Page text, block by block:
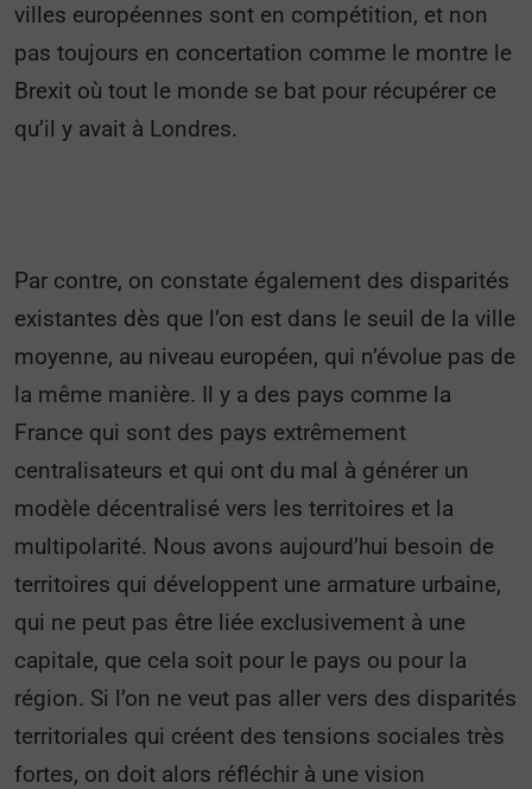
villes européennes sont en compétition, et non
pas toujours en concertation comme le montre le
Brexit où tout le monde se bat pour récupérer ce
qu’il y avait à Londres.
Par contre, on constate également des disparités
existantes dès que l’on est dans le seuil de la ville
moyenne, au niveau européen, qui n’évolue pas de
la même manière. Il y a des pays comme la
France qui sont des pays extrêmement
centralisateurs et qui ont du mal à générer un
modèle décentralisé vers les territoires et la
multipolarité. Nous avons aujourd’hui besoin de
territoires qui développent une armature urbaine,
qui ne peut pas être liée exclusivement à une
capitale, que cela soit pour le pays ou pour la
région. Si l’on ne veut pas aller vers des disparités
territoriales qui créent des tensions sociales très
fortes, on doit alors réfléchir à une vision